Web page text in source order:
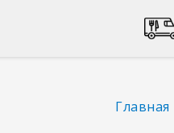
Главная